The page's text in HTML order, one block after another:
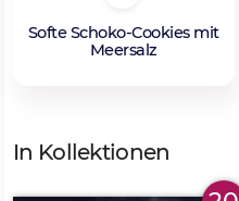
Softe Schoko-Cookies mit
Meersalz
In Kollektionen